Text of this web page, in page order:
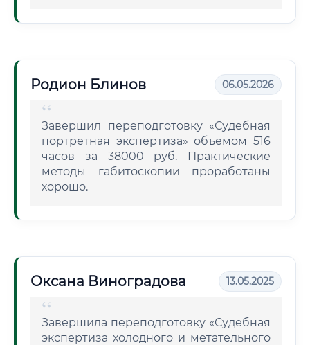
Родион Блинов 06.05.2026
Завершил переподготовку «Судебная
портретная экспертиза» объемом 516
часов за 38000 руб. Практические
методы габитоскопии проработаны
хорошо.
Оксана Виноградова 13.05.2025
Завершила переподготовку «Судебная
экспертиза холодного и метательного